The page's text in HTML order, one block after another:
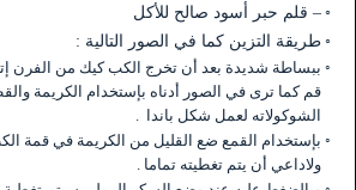
– قلم حبر أسود صالح للأكل
طريقة التزين كما في الصور التالية :
ببساطة شديدة بعد أن تخرج الكب كيك من الفرن
قم كما ترى في الصور أدناه بإستخدام الكريمة
الشوكولاته لعمل شكل باندا .
بإستخدام القمع ضع القليل من الكريمة في قمة
ولاداعي أن يتم تغطيته تماما .